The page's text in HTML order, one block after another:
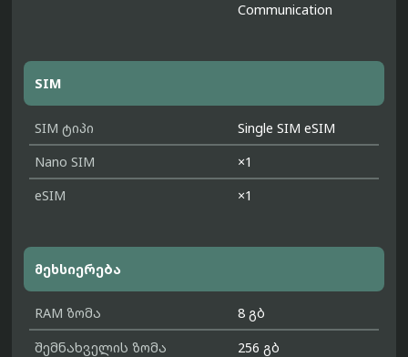
Communication
SIM
SIM ტიპი
Single SIM eSIM
Nano SIM
×1
eSIM
×1
მეხსიერება
RAM ზომა
8 გბ
შემნახველის ზომა
256 გბ